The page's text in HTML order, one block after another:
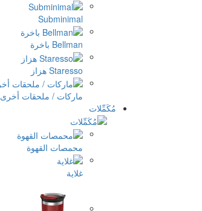
Subminimal
Bellman باخرة
Staresso هزاز
ماركات / ملحقات أخرى
مُكَمِّلات
محمصات القهوة
غلاية